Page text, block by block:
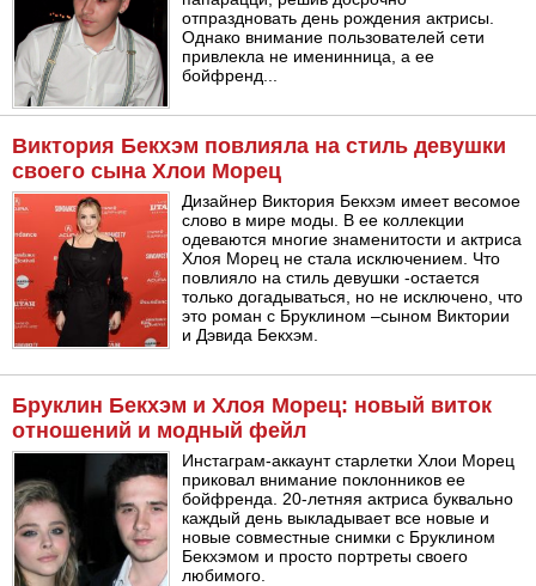
отпраздновать день рождения актрисы.
Однако внимание пользователей сети
привлекла не именинница, а ее
бойфренд...
Виктория Бекхэм повлияла на стиль девушки
своего сына Хлои Морец
Дизайнер Виктория Бекхэм имеет весомое
слово в мире моды. В ее коллекции
одеваются многие знаменитости и актриса
Хлоя Морец не стала исключением. Что
повлияло на стиль девушки -остается
только догадываться, но не исключено, что
это роман с Бруклином –сыном Виктории
и Дэвида Бекхэм.
Бруклин Бекхэм и Хлоя Морец: новый виток
отношений и модный фейл
Инстаграм-аккаунт старлетки Хлои Морец
приковал внимание поклонников ее
бойфренда. 20-летняя актриса буквально
каждый день выкладывает все новые и
новые совместные снимки с Бруклином
Бекхэмом и просто портреты своего
любимого.